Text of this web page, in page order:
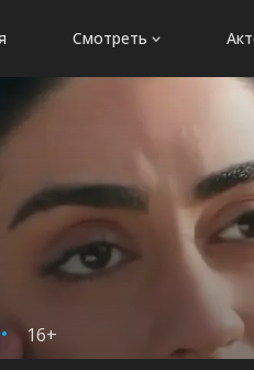
Смотреть
16+